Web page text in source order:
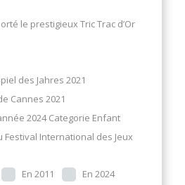
le prestigieux Tric Trac d’Or
des Jahres 2021
Cannes 2021
2024 Categorie Enfant
Festival International des Jeux
En 2011
En 2024